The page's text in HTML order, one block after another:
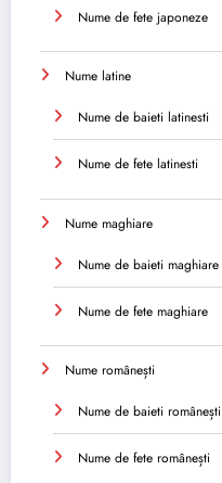
Nume de fete japoneze
Nume latine
Nume de baieti latinesti
Nume de fete latinesti
Nume maghiare
Nume de baieti maghiare
Nume de fete maghiare
Nume românești
Nume de baieti românești
Nume de fete românești